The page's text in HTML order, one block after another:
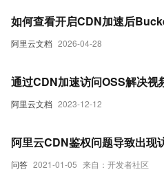
阿里云文档 2026-04-28
如何查看开启CDN加速后
阿里云文档 2023-12-12
通过CDN加速访问OSS解决视
问答 2021-01-05 来自：开发者社区
阿里云CDN鉴权问题导致出现